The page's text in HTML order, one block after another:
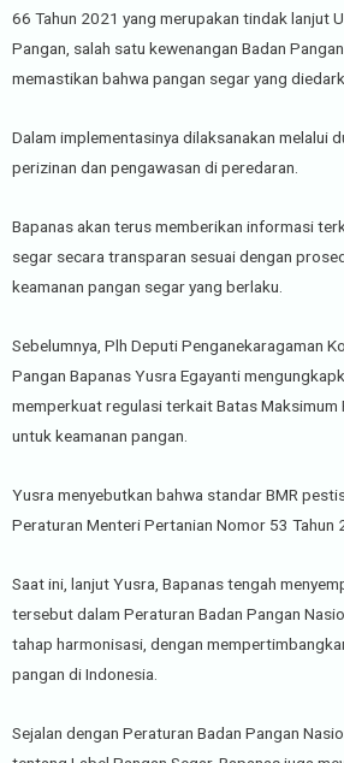
66 Tahun 2021 yang merupakan tindak lanjut
Pangan, salah satu kewenangan Badan
memastikan bahwa pangan segar yang
Dalam implementasinya dilaksanakan melalui
perizinan dan pengawasan di peredaran.
Bapanas akan terus memberikan informasi
segar secara transparan sesuai dengan
keamanan pangan segar yang berlaku.
Sebelumnya, Plh Deputi Penganekaragaman
Pangan Bapanas Yusra Egayanti
memperkuat regulasi terkait Batas Maksimum
untuk keamanan pangan.
Yusra menyebutkan bahwa standar BMR
Peraturan Menteri Pertanian Nomor 53 Tahun
Saat ini, lanjut Yusra, Bapanas tengah
tersebut dalam Peraturan Badan Pangan
tahap harmonisasi, dengan
pangan di Indonesia.
Sejalan dengan Peraturan Badan Pangan